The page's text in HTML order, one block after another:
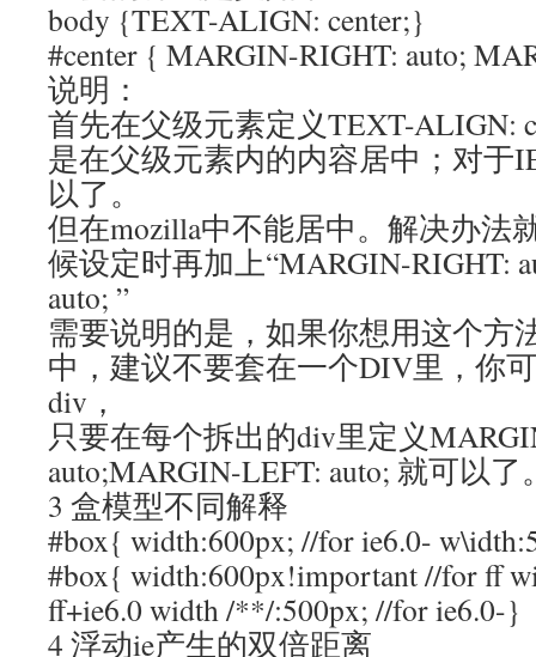
body {TEXT-ALIGN: center;}
#center { MARGIN-RIGHT: auto;
说明：
首先在父级元素定义TEXT-ALIGN:
是在父级元素内的内容居中；对于
以了。
但在mozilla中不能居中。解决办法
候设定时再加上“MARGIN-RIGHT:
auto; ”
需要说明的是，如果你想用这个方
中，建议不要套在一个DIV里，你
div，
只要在每个拆出的div里定义
auto;MARGIN-LEFT: auto; 就可以
3 盒模型不同解释
#box{ width:600px; //for ie6.0-
#box{ width:600px!important //for ff
ff+ie6.0 width /**/:500px; //for ie6.0-}
4 浮动ie产生的双倍距离